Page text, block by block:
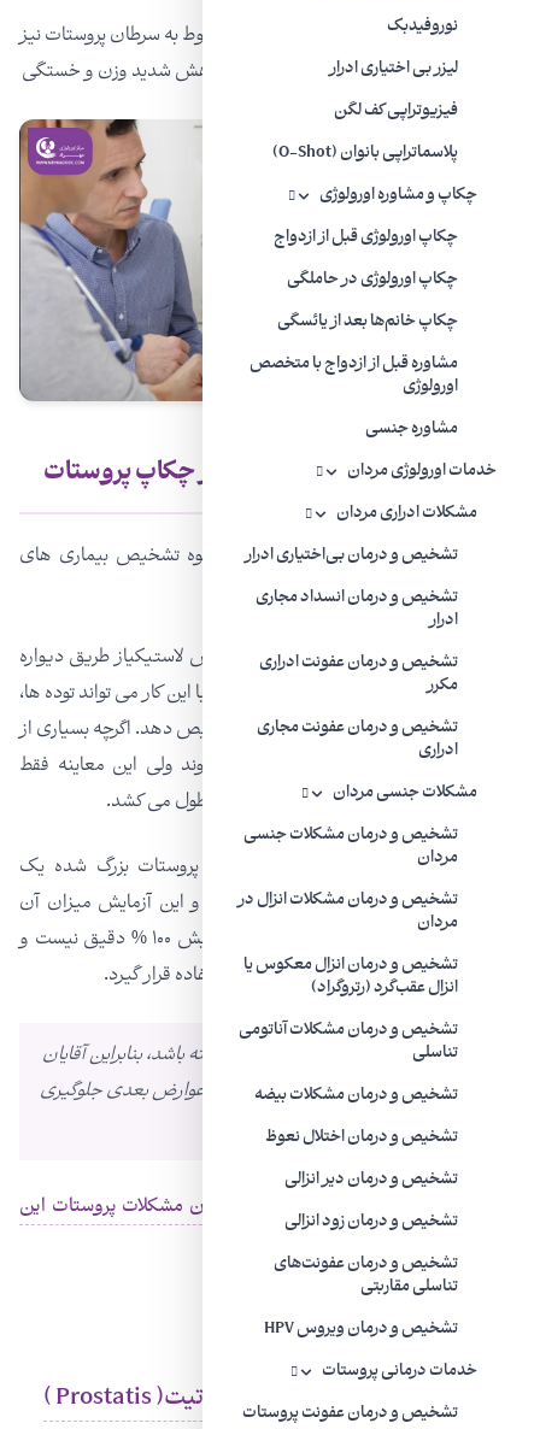
نوروفیدبک
لیزر بی‌ اختیاری ادرار
فیزیوتراپی کف لگن
پلاسماتراپی بانوان (O-Shot)
چکاپ و مشاوره اورولوژی
چکاپ اورولوژی قبل از ازدواج
چکاپ اورولوژی در حاملگی
چکاپ خانم‌ها بعد از یائسگی
مشاوره قبل از ازدواج با متخصص
اورولوژی
مشاوره جنسی
خدمات اورولوژی مردان
مشکلات ادراری مردان
تشخیص و درمان بی‌اختیاری ادرار
تشخیص و درمان انسداد مجاری
ادرار
تشخیص و درمان عفونت ادراری
مکرر
تشخیص و درمان عفونت مجاری
ادراری
مشکلات جنسی مردان
تشخیص و درمان مشکلات جنسی
مردان
تشخیص و درمان مشکلات انزال در
مردان
تشخیص و درمان انزال معکوس یا
انزال عقب‌گرد (رتروگراد)
تشخیص و درمان مشکلات آناتومی
تناسلی
تشخیص و درمان مشکلات بیضه
تشخیص و درمان اختلال نعوظ
تشخیص و درمان دیر انزالی
تشخیص و درمان زود انزالی
تشخیص و درمان عفونت‌های
تناسلی مقاربتی
تشخیص و درمان ویروس HPV
خدمات درمانی پروستات
تشخیص و درمان عفونت پروستات
نشانه‌های عمومی سرطان که ممکن است مربوط به سرطان پروستات نیز
باشند عبارتند از: تهوع، استفراغ، درد ممتد، کاهش شدید وزن و خستگی
تشخیص بیماری‌های پروستات در چکاپ پروستات
چکاپ پروستات چکونه انجام می شود و نحوه تشخیص بیماری های
مربوط به آن چگونه است؟
معاینه مقعدی: دکتر با پوشیدن یک دستکش لاستیکیاز طریق دیواره
راست روده پروستات شما را لمس می کند. او با این کار می تواند توده ها،
تورم یا ناراحتی که نشانگر بیماری باشد را تشخیص دهد. اگرچه بسیاری از
آقایان از انجام معاینه مقعدی طفره می روند ولی این معاینه فقط
ناراحتی مختصری ایجاد کرده و تنها چند ثانیه طول می کشد.
آزمایش آنتی ژن ویژه پروستات در خون: پروستات بزرگ شده یک
پروتئین را به میزان بیشتری ترشح می کند و این آزمایش میزان آن
پروتئین را در خون اندازه می گیرد. این آزمایش ۱۰۰ % دقیق نیست و
ممکن است همراه با سایز آزمایشات مورد استفاده قرار گیرد.
ممکن است سرطان پروستات علائمی نداشته باشد، بنابراین آقایان
می توانند با یک چکاپ پروستات ساده و از عوارض بعدی جلوگیری
برای اطلاع بیشتر از موضوع
تشخیص و درمان مشکلات پروستات این
التهاب و عفونت پروستات یا پروستاتیت( Prostatis )